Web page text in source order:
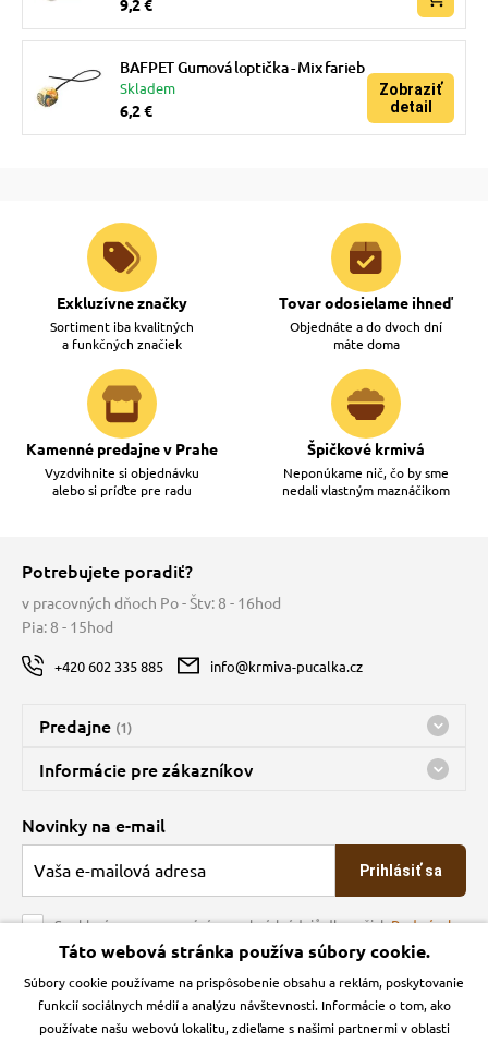
9,2 €
BAFPET Gumová loptička - Mix farieb
Skladem
6,2 €
Zobraziť
detail
Exkluzívne značky
Sortiment iba kvalitných
a funkčných značiek
Tovar odosielame ihneď
Objednáte a do dvoch dní
máte doma
Kamenné predajne v Prahe
Vyzdvihnite si objednávku
alebo si príďte pre radu
Špičkové krmivá
Neponúkame nič, čo by sme
nedali vlastným maznáčikom
Potrebujete poradiť?
v pracovných dňoch Po - Štv: 8 - 16hod
Pia: 8 - 15hod
+420 602 335 885 info@krmiva-pucalka.cz
Predajne (1)
Predajňa a sklad Kbely
Bohužiaľ, momentálne máme zatvorené
Informácie pre zákazníkov
O spoločnosti
Veľkoobchod
Obchodné podmienky
Kontakt
Podmienky ochrany osobných údajov
Zásady používanie cookies a Google Analytics
Novinky na e-mail
Prihlásiť sa
Souhlasím se zpracováním osobních údajů dle našichPodmínek
ochrany osobních údajů
Krmiva Pučálka na sociálnych sieťach
Instagran Facebook
Táto webová stránka používa súbory cookie.
Súbory cookie používame na prispôsobenie obsahu a reklám, poskytovanie
funkcií sociálnych médií a analýzu návštevnosti. Informácie o tom, ako
používate našu webovú lokalitu, zdieľame s našimi partnermi v oblasti